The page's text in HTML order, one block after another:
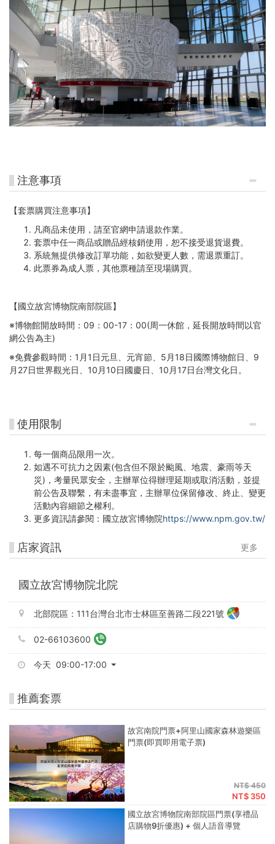
注意事項
【套票購買注意事項】
凡商品未使用，請至官網申請退款作業。
套票中任一商品或贈品經核銷使用，恕不接受退貨退費。
系統無提供修改訂單功能，如欲變更人數，需退票重訂。
此票券為成人票，其他票種請至現場購買。
【國立故宮博物院南部院區】
※博物館開放時間：09：00-17：00(周一休館，延長開放時間以官
網公告為主)
※免費參觀時間：1月1日元旦、元宵節、5月18日國際博物館日、9
月27日世界觀光日、10月10日國慶日、10月17日台灣文化日。
使用限制
每一個商品限用一次。
如遇不可抗力之因素(包含但不限於颱風、地震、豪雨等天
災)，考量民眾安全，主辦單位得辦理延期或取消活動，並提
前公告及聯繫，有未盡事宜，主辦單位保留修改、終止、變更
活動內容細節之權利。
更多資訊請參閱：國立故宮博物院https://www.npm.gov.tw/
店家資訊 更多
國立故宮博物院北院
北部院區：111台灣台北市士林區至善路二段221號
02-66103600
今天 09:00-17:00
推薦套票
故宮南院門票+阿里山國家森林遊樂區
門票(即買即用電子票)
NT$ 450
NT$ 350
國立故宮博物院南部院區門票(享禮品
店購物9折優惠) + 個人語音導覽